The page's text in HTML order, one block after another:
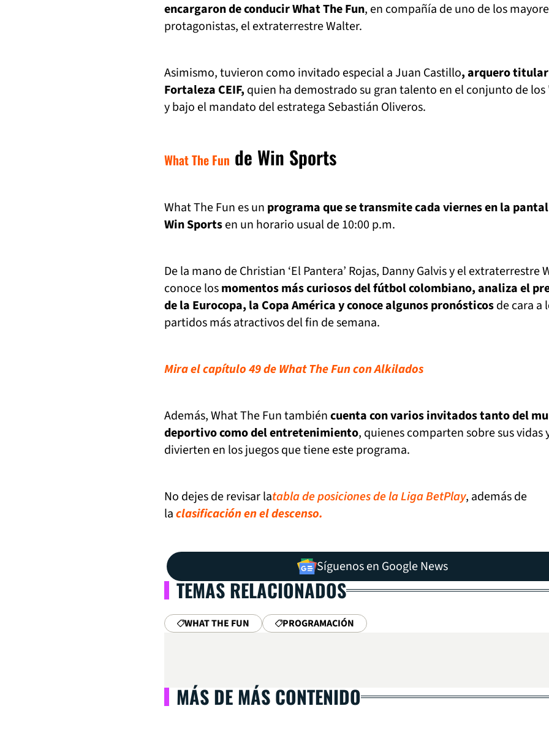
encargaron de conducir What The Fun, en compañía de uno de los
protagonistas, el extraterrestre Walter.
Asimismo, tuvieron como invitado especial a Juan Castillo, arquero
Fortaleza CEIF, quien ha demostrado su gran talento en el conjunto de
y bajo el mandato del estratega Sebastián Oliveros.
What The Fun de Win Sports
What The Fun es un programa que se transmite cada viernes en la
Win Sportsen un horario usual de 10:00 p.m.
De la mano de Christian ‘El Pantera’ Rojas, Danny Galvis y el extraterrestre
conoce losmomentos más curiosos del fútbol colombiano, analiza el
de la Eurocopa, la Copa América y conoce algunos pronósticosde cara a
partidos más atractivos del fin de semana.
Mira el capítulo 49 de What The Fun con Alkilados
Además, What The Fun tambiéncuenta con varios invitados tanto del
deportivo como del entretenimiento, quienes comparten sobre sus vidas
divierten en los juegos que tiene este programa.
No dejes de revisar latabla de posiciones de la Liga BetPlay, además de
laclasificación en el descenso.
Síguenos en Google News
TEMAS RELACIONADOS
WHAT THE FUN PROGRAMACIÓN
MÁS DE MÁS CONTENIDO